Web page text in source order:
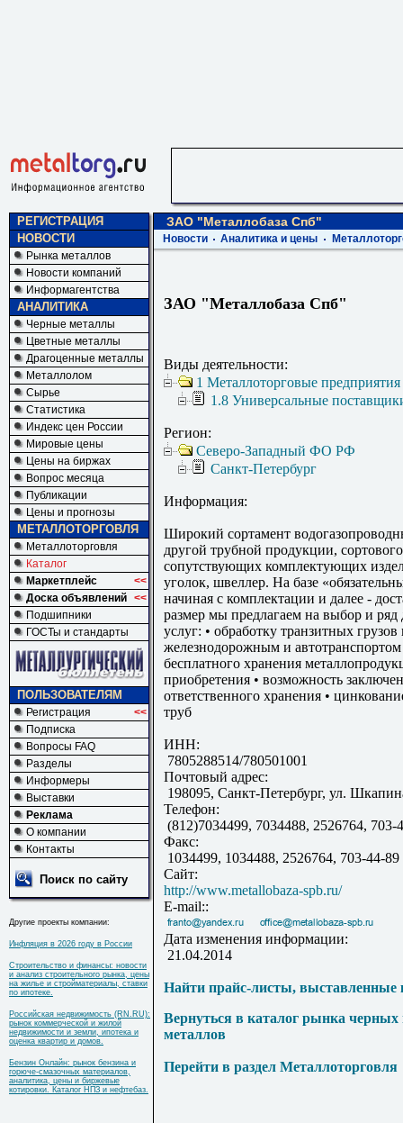
РЕГИСТРАЦИЯ
НОВОСТИ
Рынка металлов
Новости компаний
Информагентства
АНАЛИТИКА
Черные металлы
Цветные металлы
Драгоценные металлы
Металлолом
Сырье
Статистика
Индекс цен России
Мировые цены
Цены на биржах
Вопрос месяца
Публикации
Цены и прогнозы
МЕТАЛЛОТОРГОВЛЯ
Металлоторговля
Каталог
Маркетплейс
<<
Доска объявлений <<
Подшипники
ГОСТы и стандарты
ПОЛЬЗОВАТЕЛЯМ
Регистрация
<<
Подписка
Вопросы FAQ
Разделы
Информеры
Выставки
Реклама
О компании
Контакты
Поиск по сайту
Другие проекты компании:
Инфляция в 2026 году в России
Строительство и финансы: новости
и анализ строительного рынка, цены
на жилье и стройматериалы, ставки
по ипотеке.
Российская недвижимость (RN.RU):
рынок коммерческой и жилой
недвижимости и земли, ипотека и
оценка квартир и домов.
Бензин Онлайн: рынок бензина и
горюче-смазочных материалов,
аналитика, цены и биржевые
котировки. Каталог НПЗ и нефтебаз.
ЗАО "Металлобаза Спб"
Новости Аналитика и цены
ЗАО "Металлобаза Спб"
Виды деятельности:
1 Металлоторговые
1.8 Универсальные
Регион:
Северо-Западный ФО РФ
Санкт-Петербург
Информация:
Широкий сортамент
другой трубной продукции,
сопутствующих комплектующих
уголок, швеллер. На базе
начиная с комплектации и далее -
размер мы предлагаем на выбор и
услуг: • обработку транзитных
железнодорожным и автотранспортом
бесплатного хранения
приобретения • возможность
ответственного хранения •
труб
ИНН:
7805288514/780501001
Почтовый адрес:
198095, Санкт-Петербург, ул.
Телефон:
(812)7034499, 7034488, 2526764, 703-
Факс:
1034499, 1034488, 2526764, 703-44-89
Сайт:
http://www.metallobaza-spb.ru/
E-mail::
Дата изменения информации:
21.04.2014
Найти прайс-листы, выставленные
Вернуться в каталог рынка
металлов
Перейти в раздел Металлоторговля